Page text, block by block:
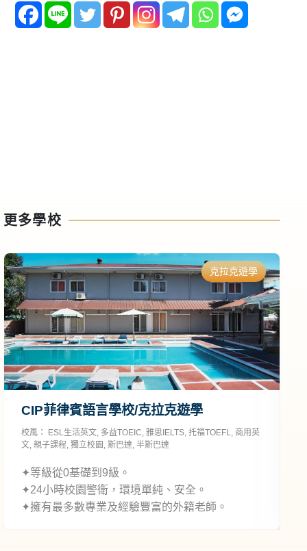
更多學校
克拉克遊學
CIP菲律賓語言學校/克拉克遊學
校風： ESL生活英文, 多益TOEIC, 雅思IELTS, 托福TOEFL, 商用英
文, 親子課程, 獨立校園 , 斯巴達, 半斯巴達
✦等級從0基礎到9級。
✦24小時校園警衛，環境單純、安全。
✦擁有最多數專業及經驗豐富的外籍老師。